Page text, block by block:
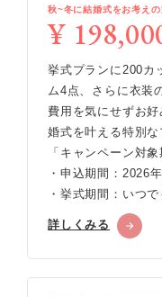
秋~冬に結婚式をお考えの
¥
挙式プランに200カ
ム4点、さらに衣装
費用を気にせずお
婚式を叶える特別な
「キャンペーン対象
・申込期間：2026
・挙式期間：いつ
詳しくみる